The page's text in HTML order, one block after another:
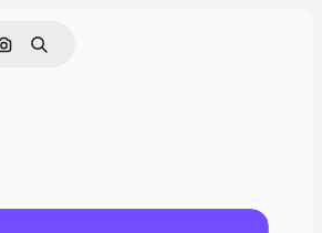
Nach Bild suchen
Suchen